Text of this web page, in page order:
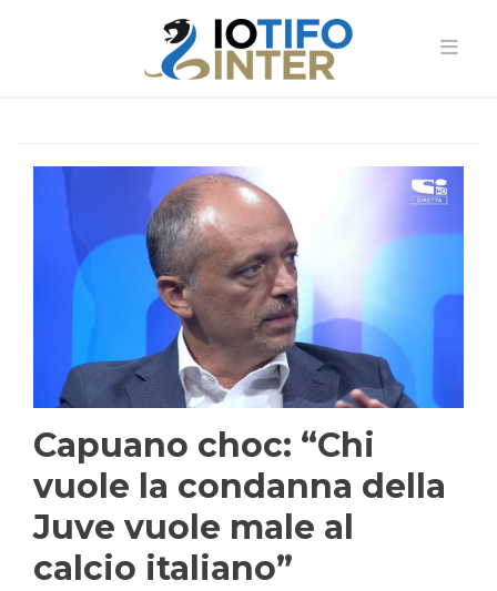
Capuano choc: “Chi
vuole la condanna della
Juve vuole male al
calcio italiano”